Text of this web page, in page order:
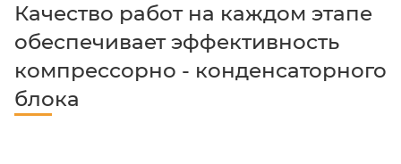
Качество работ на каждом этапе
обеспечивает эффективность
компрессорно - конденсаторного
блока